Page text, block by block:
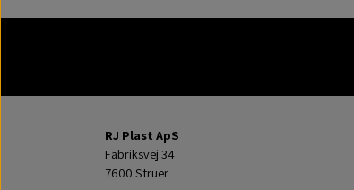
RJ Plast ApS
Fabriksvej 34
7600 Struer